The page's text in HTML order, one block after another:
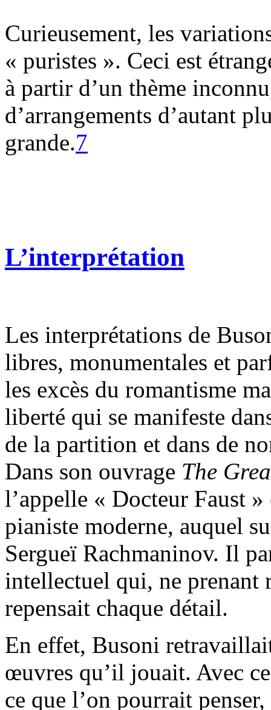
Curieusement, les
« puristes ». Ceci est
à partir d’un thème
d’arrangements d’autant
grande.7
L’interprétation
Les interprétations de
libres, monumentales et
les excès du romantisme
liberté qui se manifeste
de la partition et dans de
Dans son ouvrage The
l’appelle « Docteur Faust
pianiste moderne, auquel
Sergueï Rachmaninov. Il
intellectuel qui, ne prenant
repensait chaque détail.
En effet, Busoni
œuvres qu’il jouait. Avec
ce que l’on pourrait